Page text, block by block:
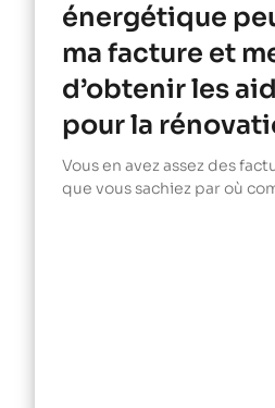
énergétique
ma facture et
d’obtenir les
pour la
Vous en avez assez des
que vous sachiez par où